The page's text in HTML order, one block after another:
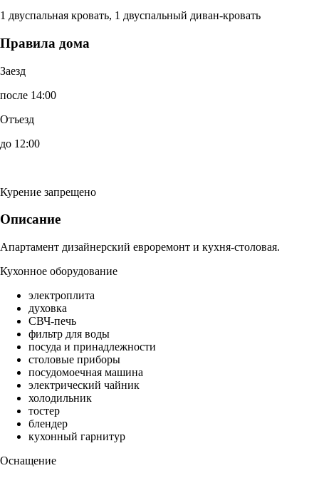
1 двуспальная кровать, 1 двуспальный диван-кровать
Правила дома
Заезд
после 14:00
Отъезд
до 12:00
Курение запрещено
Описание
Апартамент дизайнерский евроремонт и кухня-столовая.
Кухонное оборудование
электроплита
духовка
СВЧ-печь
фильтр для воды
посуда и принадлежности
столовые приборы
посудомоечная машина
электрический чайник
холодильник
тостер
блендер
кухонный гарнитур
Оснащение